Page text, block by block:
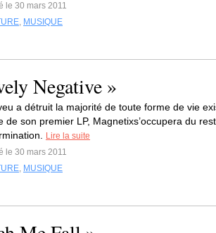
le 30 mars 2011
, MUSIQUE
Negative »
a détruit la majorité de toute forme de vie
de son premier LP, Magnetixs’occupera du
Lire la suite
le 30 mars 2011
, MUSIQUE